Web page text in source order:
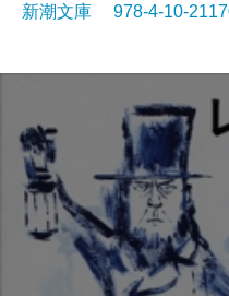
新潮文庫 978-4-10-